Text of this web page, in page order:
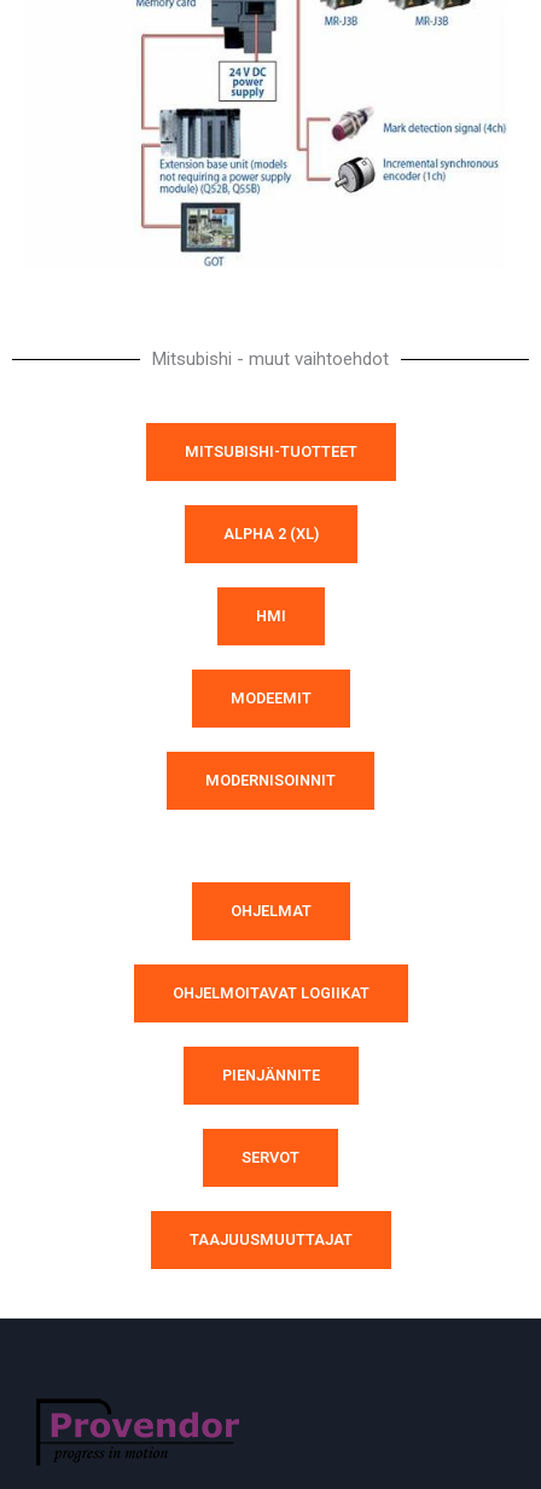
Mitsubishi - muut vaihtoehdot
MITSUBISHI-TUOTTEET
ALPHA 2 (XL)
HMI
MODEEMIT
MODERNISOINNIT
OHJELMAT
OHJELMOITAVAT LOGIIKAT
PIENJÄNNITE
SERVOT
TAAJUUSMUUTTAJAT